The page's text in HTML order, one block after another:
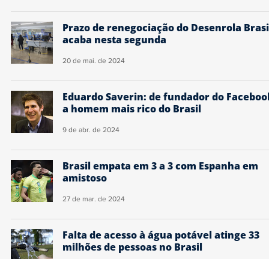
Prazo de renegociação do Desenrola
acaba nesta segunda
20 de mai. de 2024
Eduardo Saverin: de fundador do
a homem mais rico do Brasil
9 de abr. de 2024
Brasil empata em 3 a 3 com Espanha em
amistoso
27 de mar. de 2024
Falta de acesso à água potável atinge 33
milhões de pessoas no Brasil